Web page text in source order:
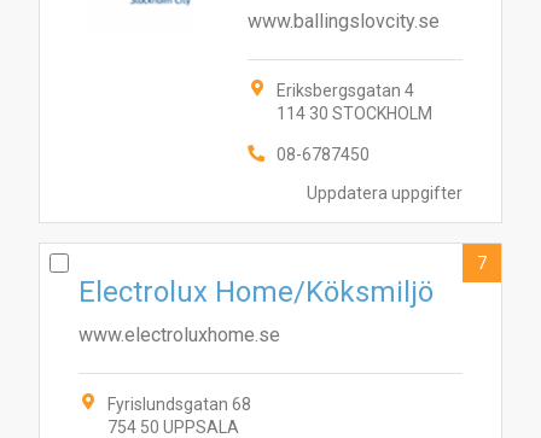
Uppdatera uppgifter
www.ballingslovcity.se
Eriksbergsgatan 4
114 30 STOCKHOLM
08-6787450
Electrolux Home/Köksmiljö
www.electroluxhome.se
Fyrislundsgatan 68
754 50 UPPSALA
7